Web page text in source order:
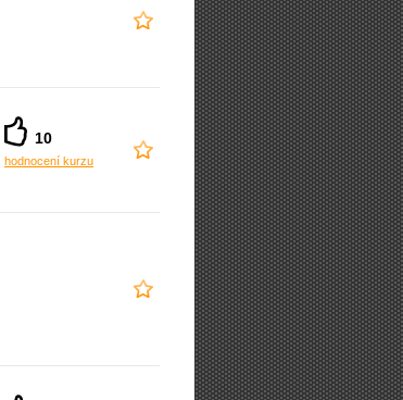
10
hodnocení kurzu